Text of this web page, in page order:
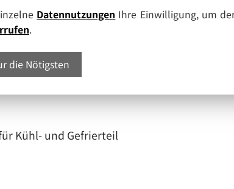
Kühl- und Gefrierteil
Datennutzungen Ihre Einwilligung, um
.
die Nötigsten